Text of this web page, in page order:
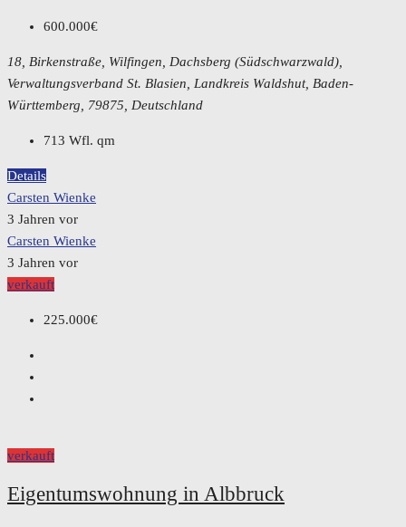
600.000€
18, Birkenstraße, Wilfingen, Dachsberg (Südschwarzwald),
Verwaltungsverband St. Blasien, Landkreis Waldshut, Baden-
Württemberg, 79875, Deutschland
713 Wfl. qm
Details
Carsten Wienke
3 Jahren vor
Carsten Wienke
3 Jahren vor
verkauft
225.000€
verkauft
Eigentumswohnung in Albbruck